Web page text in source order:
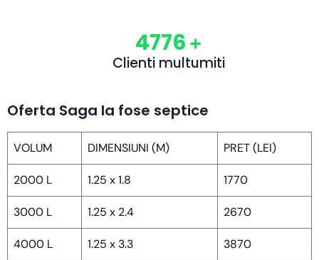
5397+
Clienti multumiti
Oferta Saga la fose septice
VOLUM DIMENSIUNI (M) PRET (LEI)
2000 L 1.25 x 1.8 1770
3000 L 1.25 x 2.4 2670
4000 L 1.25 x 3.3 3870